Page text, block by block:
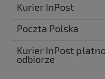
Kurier InPost
Poczta Polska
Kurier InPost
odbiorze